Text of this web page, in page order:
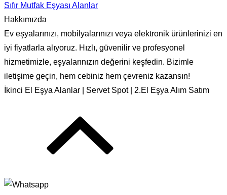
Sıfır Mutfak Eşyası Alanlar
Hakkımızda
Ev eşyalarınızı, mobilyalarınızı veya elektronik ürünlerinizi en
iyi fiyatlarla alıyoruz. Hızlı, güvenilir ve profesyonel
hizmetimizle, eşyalarınızın değerini keşfedin. Bizimle
iletişime geçin, hem cebiniz hem çevreniz kazansın!
İkinci El Eşya Alanlar | Servet Spot | 2.El Eşya Alım Satım